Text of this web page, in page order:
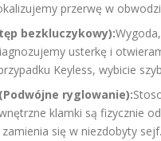
przerwę w
bezkluczykowy):
usterkę i
Keyless, wybicie
ryglowanie):
klamki są fizycznie
się w niezdobyty